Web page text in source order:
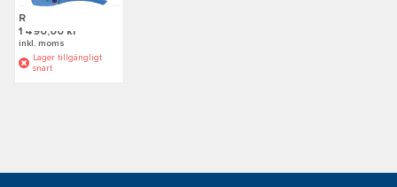
Rek. pris:
1 490,00 kr
inkl. moms
Lager tillgängligt
snart